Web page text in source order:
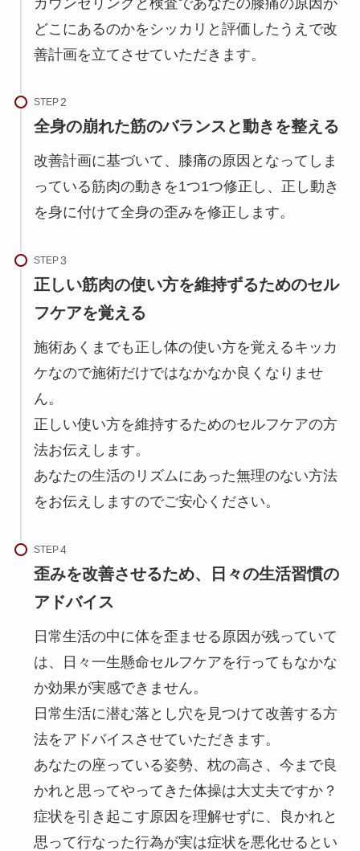
どこにあるのかをシッカリと評価したうえで改
善計画を立てさせていただきます。
STEP
全身の崩れた筋のバランスと動きを整える
改善計画に基づいて、膝痛の原因となってしま
っている筋肉の動きを1つ1つ修正し、正し動き
を身に付けて全身の歪みを修正します。
STEP
正しい筋肉の使い方を維持ずるためのセル
フケアを覚える
施術あくまでも正し体の使い方を覚えるキッカ
ケなので施術だけではなかなか良くなりませ
ん。
正しい使い方を維持するためのセルフケアの方
法お伝えします。
あなたの生活のリズムにあった無理のない方法
をお伝えしますのでご安心ください。
STEP
歪みを改善させるため、日々の生活習慣の
アドバイス
日常生活の中に体を歪ませる原因が残っていて
は、日々一生懸命セルフケアを行ってもなかな
か効果が実感できません。
日常生活に潜む落とし穴を見つけて改善する方
法をアドバイスさせていただきます。
あなたの座っている姿勢、枕の高さ、今まで良
かれと思ってやってきた体操は大丈夫ですか？
症状を引き起こす原因を理解せずに、良かれと
思って行なった行為が実は症状を悪化せるとい